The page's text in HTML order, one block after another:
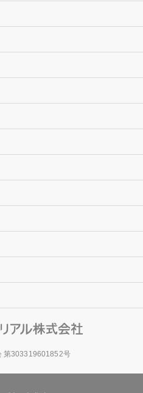
第303319601852号